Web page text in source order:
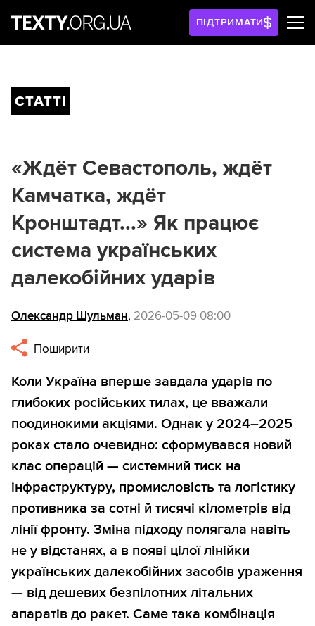
ПІДТРИМАТИ
СТАТТІ
«Ждёт Севастополь, ждёт
Камчатка, ждёт
Кронштадт...» Як працює
система українських
далекобійних ударів
Олександр Шульман, 2026-05-09 08:00
Поширити
Коли Україна вперше завдала ударів по
глибоких російських тилах, це вважали
поодинокими акціями. Однак у 2024–2025
роках стало очевидно: сформувався новий
клас операцій — системний тиск на
інфраструктуру, промисловість та логістику
противника за сотні й тисячі кілометрів від
лінії фронту. Зміна підходу полягала навіть
не у відстанях, а в появі цілої лінійки
українських далекобійних засобів ураження
— від дешевих безпілотних літальних
апаратів до ракет. Саме така комбінація